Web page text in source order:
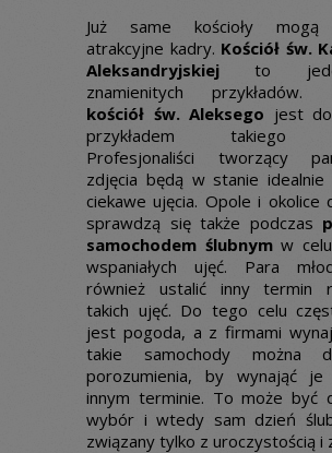
Już same kościoły mogą
atrakcyjne kadry. Kościół św.
Aleksandryjskiej to
znamienitych przykładów.
kościół św. Aleksego jest
przykładem takiego
Profesjonaliści tworzący
zdjęcia będą w stanie
ciekawe ujęcia. Opole i okolice
sprawdzą się także podczas
samochodem ślubnymw celu
wspaniałych ujęć. Para
również ustalić inny termin
takich ujęć. Do tego celu
jest pogoda, a z firmami
takie samochody można
porozumienia, by wynająć
innym terminie. To może być
wybór i wtedy sam dzień
związany tylko z uroczystością i